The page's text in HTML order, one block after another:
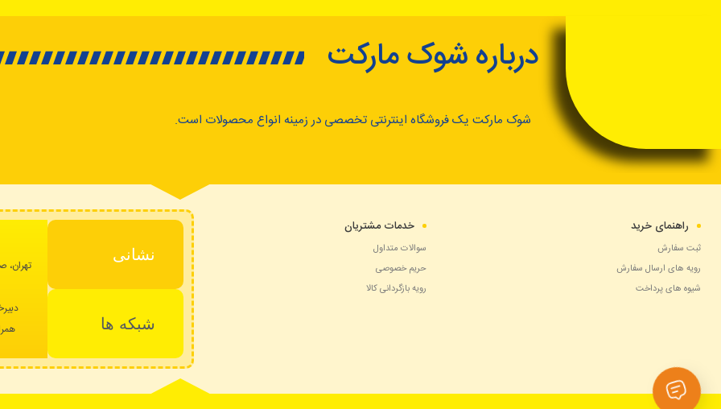
درباره شوک مارکت
شوک مارکت یک فروشگاه اینترنتی تخصصی در زمینه انواع محصولات است.
راهنمای خرید
ثبت سفارش
رویه های ارسال سفارش
شیوه های پرداخت
خدمات مشتریان
سوالات متداول
حریم خصوصی
رویه بازگردانی کالا
نشانی
شبکه ها
تهران،
همراه: 09023235293 –